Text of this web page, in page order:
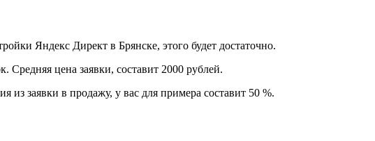
Яндекс Директ в Брянске, этого будет достаточно.
цена заявки, составит 2000 рублей.
из заявки в продажу, у вас для примера составит 50 %.